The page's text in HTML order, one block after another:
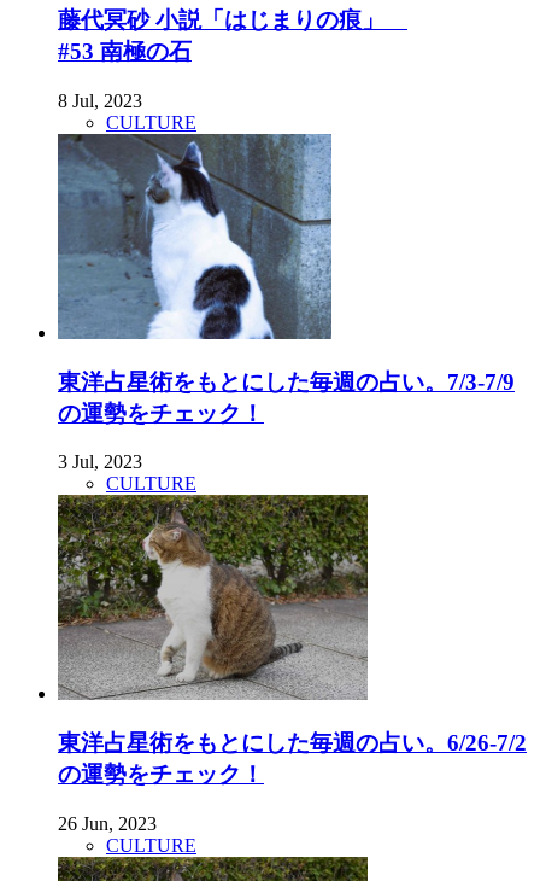
藤代冥砂 小説「はじまりの痕」
#53 南極の石
8 Jul, 2023
CULTURE
東洋占星術をもとにした毎週の占い。7/3-7/9
の運勢をチェック！
3 Jul, 2023
CULTURE
東洋占星術をもとにした毎週の占い。6/26-7/2
の運勢をチェック！
26 Jun, 2023
CULTURE